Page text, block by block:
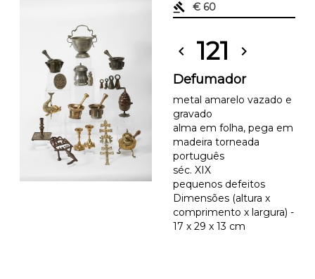
gavel
€ 60
chevron_left 121 chevron_right
Defumador
metal amarelo vazado e
gravado
alma em folha, pega em
madeira torneada
português
séc. XIX
pequenos defeitos
Dimensões (altura x
comprimento x largura) -
17 x 29 x 13 cm